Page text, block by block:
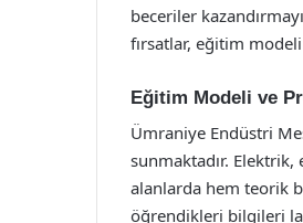
beceriler
fırsatlar, eğitim
Eğitim Modeli ve
Ümraniye Endüstri
sunmaktadır.
alanlarda hem teorik
öğrendikleri bilgileri